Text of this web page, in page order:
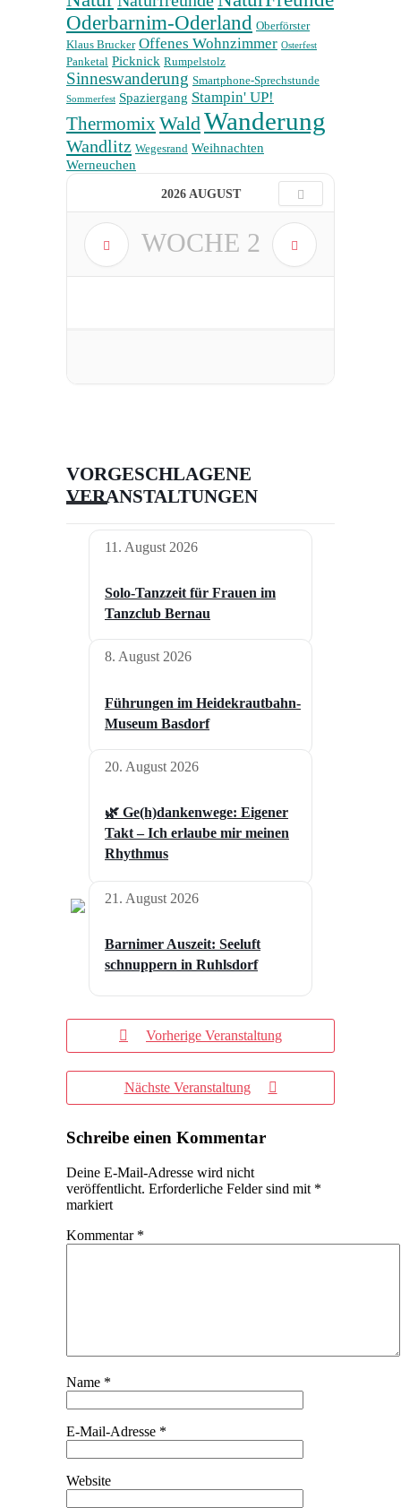
Oderbarnim-Oderland Oberförster
Klaus Brucker Offenes Wohnzimmer Osterfest
Panketal Picknick Rumpelstolz
Sinneswanderung Smartphone-Sprechstunde
Sommerfest Spaziergang Stampin' UP!
ThermomixWaldWanderung
Wandlitz Wegesrand Weihnachten
Werneuchen
2026 AUGUST
WOCHE 2
VORGESCHLAGENE
VERANSTALTUNGEN
11. August 2026
Solo-Tanzzeit für Frauen im
Tanzclub Bernau
8. August 2026
Führungen im Heidekrautbahn-
Museum Basdorf
20. August 2026
🌿 Ge(h)dankenwege: Eigener
Takt – Ich erlaube mir meinen
Rhythmus
21. August 2026
Barnimer Auszeit: Seeluft
schnuppern in Ruhlsdorf
Vorherige Veranstaltung
Nächste Veranstaltung
Schreibe einen Kommentar
Deine E-Mail-Adresse wird nicht
veröffentlicht. Erforderliche Felder sind mit *
markiert
Kommentar *
Name *
E-Mail-Adresse *
Website